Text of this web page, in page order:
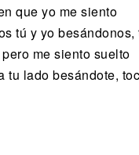
que yo me siento
tú y yo
me siento suelto
tu lado besándote,